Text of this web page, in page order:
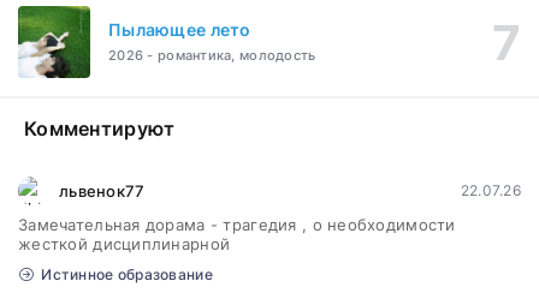
Пылающее лето
2026 - романтика, молодость
Комментируют
львенок77 22.07.26
Замечательная дорама - трагедия , о необходимости
жесткой дисциплинарной
Истинное образование